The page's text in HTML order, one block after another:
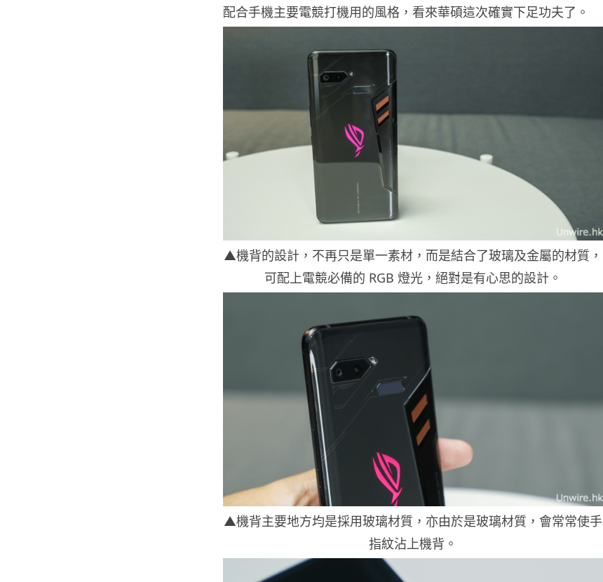
配合手機主要電競打機用的風格，看來華碩這次確實下足功夫了。
▲機背的設計，不再只是單一素材，而是結合了玻璃及金屬的材質，
可配上電競必備的 RGB 燈光，絕對是有心思的設計。
▲機背主要地方均是採用玻璃材質，亦由於是玻璃材質，會常常使手
指紋沾上機背。